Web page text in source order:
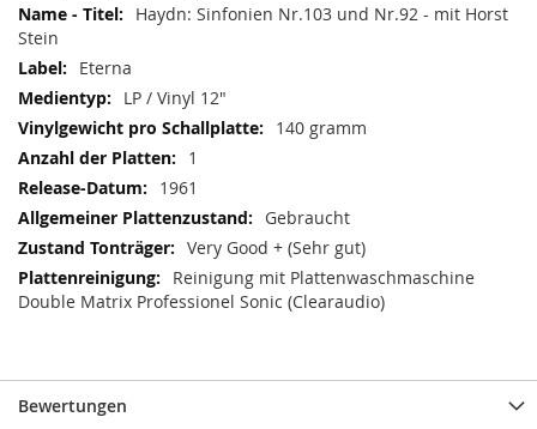
Haydn: Sinfonien Nr.103 und Nr.92 - mit Horst
Stein
Eterna
LP / Vinyl 12"
140 gramm
1
1961
Gebraucht
Very Good + (Sehr gut)
Reinigung mit Plattenwaschmaschine
Double Matrix Professionel Sonic (Clearaudio)
Bewertungen